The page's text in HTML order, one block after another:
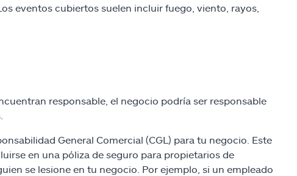
eventos cubiertos suelen incluir fuego, viento, rayos,
responsable, el negocio podría ser responsable
General Comercial (CGL) para tu negocio. Este
en una póliza de seguro para propietarios de
se lesione en tu negocio. Por ejemplo, si un empleado